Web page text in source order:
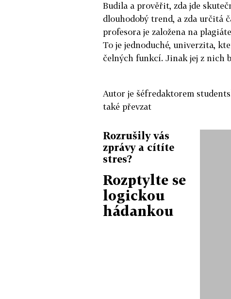
Budila a prověřit, zda jde
dlouhodobý trend, a zda určitá
profesora je založena na
To je jednoduché, univerzita,
čelných funkcí. Jinak jej z nich
Autor je šéfredaktorem
také převzat
Rozrušily vás
zprávy a cítíte
stres?
Rozptylte se
logickou
hádankou